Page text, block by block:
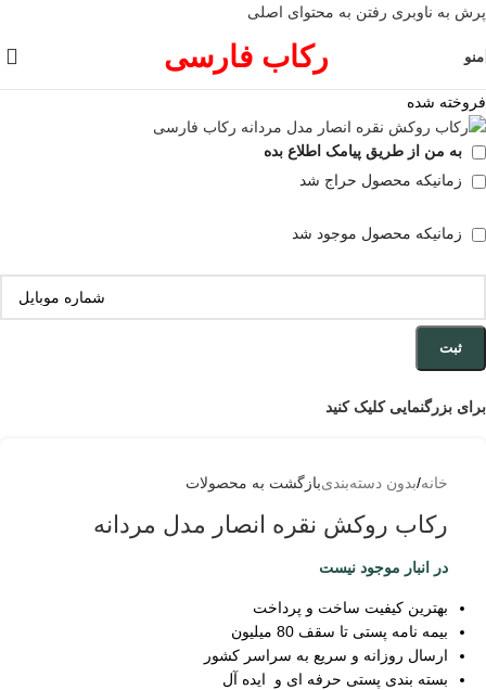
پرش به ناوبری رفتن به محتوای اصلی
منو رکاب فارسی
فروخته شده
به من از طریق پیامک اطلاع بده
زمانیکه محصول حراج شد
زمانیکه محصول موجود شد
ثبت
برای بزرگنمایی کلیک کنید
خانه/بدون دسته‌بندیبازگشت به محصولات
رکاب روکش نقره انصار مدل مردانه
در انبار موجود نیست
بهترین کیفیت ساخت و پرداخت
بیمه نامه پستی تا سقف 80 میلیون
ارسال روزانه و سریع به سراسر کشور
بسته بندی پستی حرفه ای و ایده آل